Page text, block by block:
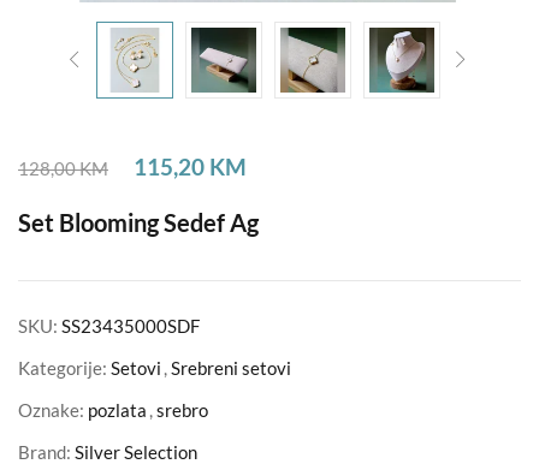
128,00KM 115,20 KM
Set Blooming Sedef Ag
SKU: SS23435000SDF
Kategorije: Setovi ,Srebreni setovi
Oznake: pozlata ,srebro
Brand: Silver Selection